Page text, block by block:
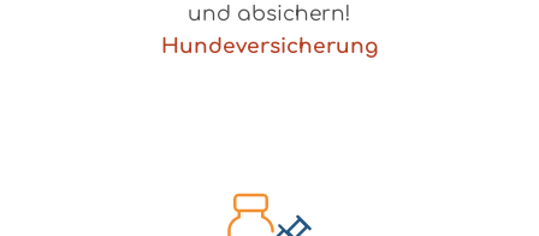
und absichern!
Hundeversicherung